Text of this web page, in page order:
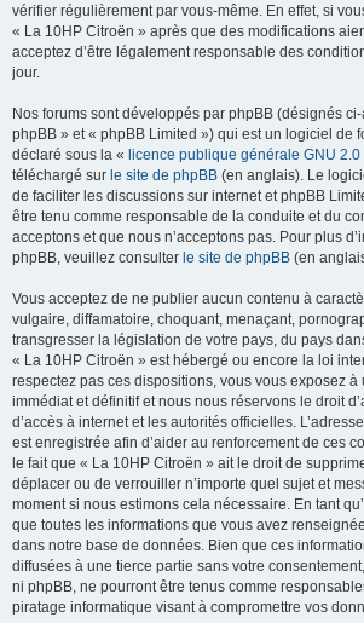
vérifier régulièrement par vous-même. En effet, si
« La 10HP Citroën » après que des modifications
acceptez d’être légalement responsable des
jour.
Nos forums sont développés par phpBB (désignés
phpBB » et « phpBB Limited ») qui est un logiciel de
déclaré sous la « licence publique générale GNU 2.0
téléchargé sur le site de phpBB (en anglais). Le
de faciliter les discussions sur internet et phpBB
être tenu comme responsable de la conduite et du
acceptons et que nous n’acceptons pas. Pour plus
phpBB, veuillez consulter le site de phpBB (en
Vous acceptez de ne publier aucun contenu à
vulgaire, diffamatoire, choquant, menaçant,
transgresser la législation de votre pays, du pays
« La 10HP Citroën » est hébergé ou encore la loi
respectez pas ces dispositions, vous vous exposez à
immédiat et définitif et nous nous réservons le droit
d’accès à internet et les autorités officielles.
est enregistrée afin d’aider au renforcement de ces
le fait que « La 10HP Citroën » ait le droit de
déplacer ou de verrouiller n’importe quel sujet et
moment si nous estimons cela nécessaire. En tant
que toutes les informations que vous avez
dans notre base de données. Bien que ces
diffusées à une tierce partie sans votre
ni phpBB, ne pourront être tenus comme
piratage informatique visant à compromettre vos